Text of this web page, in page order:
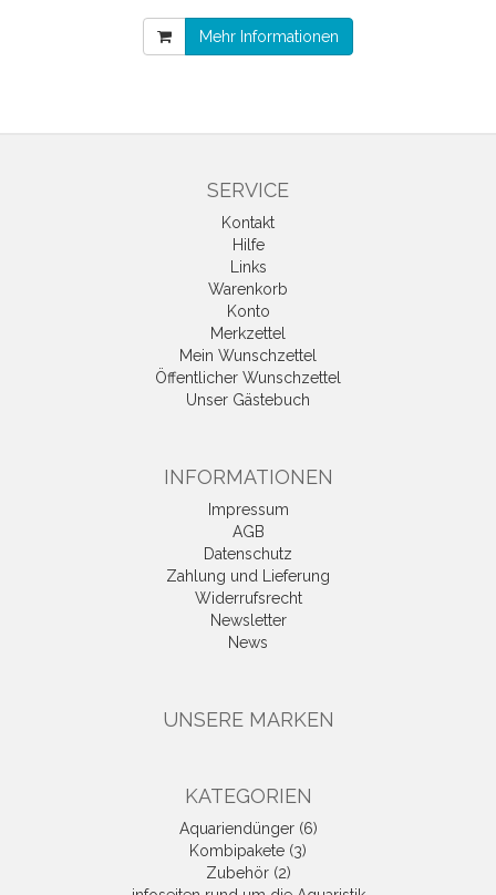
Mehr Informationen
SERVICE
Kontakt
Hilfe
Links
Warenkorb
Konto
Merkzettel
Mein Wunschzettel
Öffentlicher Wunschzettel
Unser Gästebuch
INFORMATIONEN
Impressum
AGB
Datenschutz
Zahlung und Lieferung
Widerrufsrecht
Newsletter
News
UNSERE MARKEN
KATEGORIEN
Aquariendünger (6)
Kombipakete (3)
Zubehör (2)